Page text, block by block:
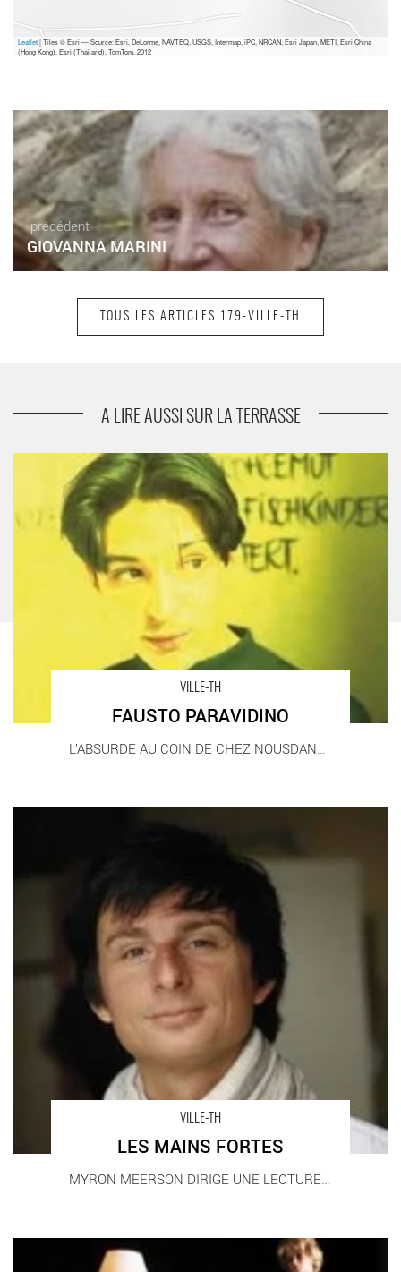
Leaflet| Tiles © Esri — Source: Esri, DeLorme, NAVTEQ, USGS, Intermap, iPC, NRCAN, Esri Japan, METI, Esri China
(Hong Kong), Esri (Thailand), TomTom, 2012
précédent
GIOVANNA MARINI
LUCA RONCONI
TOUS LES ARTICLES 179-VILLE-TH
A LIRE AUSSI SUR LA TERRASSE
VILLE-TH
FAUSTO PARAVIDINO
FAUSTO PARAVIDINO - Critique sortie Théâtre
VILLE-TH
LES MAINS FORTES
ASCANIO CELESTINI - Critique sortie Théâtre